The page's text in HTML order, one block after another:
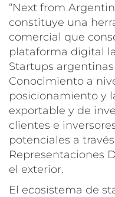
“Next from
constituye una
comercial que
plataforma digital
Startups
Conocimiento a
posicionamiento y
exportable y de
clientes e
potenciales a
Representaciones
el exterior.
El ecosistema de